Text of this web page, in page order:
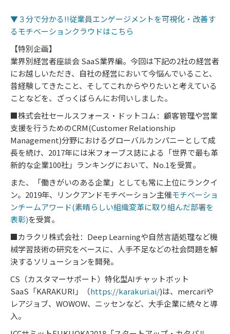
▼３分で分かる!!従業員エンゲージメントを可視化・改善す
るモチベーションクラウドはこちら
【特別企画】
業界別経営者座談会 SaaS業界編。今回は下記の2社の経営者
にお越しいただき、自社の経営において今悩んでいること、
昔経験してきたこと、そしてこれからやりたいと考えている
ことなどを、ざっくばらんにお伺いしました。
■株式会社セールスフォース・ドットコム：顧客管理や営業
支援を行うためのCRM(Customer Relationship
Management)分野におけるグローバルカンパニーとして成
長を続け、2017年には米フォーブス誌による「世界で最も革
新的な企業100社」ランキングにおいて、No.1を受賞。
また、「働きがいのある企業」としても常に上位にランクイ
ン。2019年、リンクアンドモチベーション主催モチベーショ
ンチームアワード(素晴らしい組織変革に取り組んだ部署を
表彰)を受賞。
■カラクリ株式会社：Deep Learningや自然言語処理など機
械学習技術の研究をベースに、人手不足などの社会問題を解
決するソリューションを開発。
CS（カスタマーサポート）特化型AIチャットボット
SaaS「KARAKURI」（https://karakuri.ai/)は、mercariや
レアジョブ、WOWOW、ニッセンなど、大手企業に続々と導
入。